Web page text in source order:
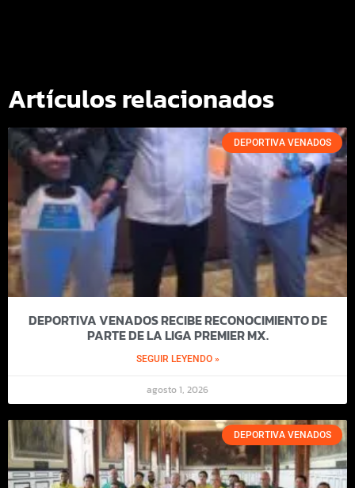
Artículos relacionados
DEPORTIVA VENADOS
DEPORTIVA VENADOS RECIBE RECONOCIMIENTO DE
PARTE DE LA LIGA PREMIER MX.
SEGUIR LEYENDO »
agosto 1, 2026
DEPORTIVA VENADOS